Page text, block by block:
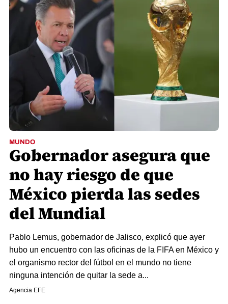
MUNDO
Gobernador asegura que
no hay riesgo de que
México pierda las sedes
del Mundial
Pablo Lemus, gobernador de Jalisco, explicó que ayer
hubo un encuentro con las oficinas de la FIFA en México y
el organismo rector del fútbol en el mundo no tiene
ninguna intención de quitar la sede a...
Agencia EFE